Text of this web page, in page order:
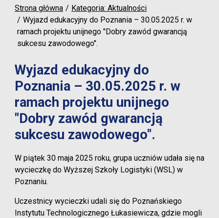
Strona główna
Kategoria: Aktualności
Wyjazd edukacyjny do Poznania – 30.05.2025 r. w
ramach projektu unijnego "Dobry zawód gwarancją
sukcesu zawodowego".
Wyjazd edukacyjny do
Poznania – 30.05.2025 r. w
ramach projektu unijnego
"Dobry zawód gwarancją
sukcesu zawodowego".
W piątek 30 maja 2025 roku, grupa uczniów udała się na
wycieczkę do Wyższej Szkoły Logistyki (WSL) w
Poznaniu.
Uczestnicy wycieczki udali się do Poznańskiego
Instytutu Technologicznego Łukasiewicza, gdzie mogli